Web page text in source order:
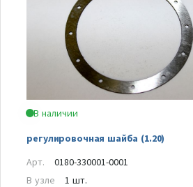
В наличии
регулировочная шайба (1.20)
Арт.
0180-330001-0001
В узле
1 шт.